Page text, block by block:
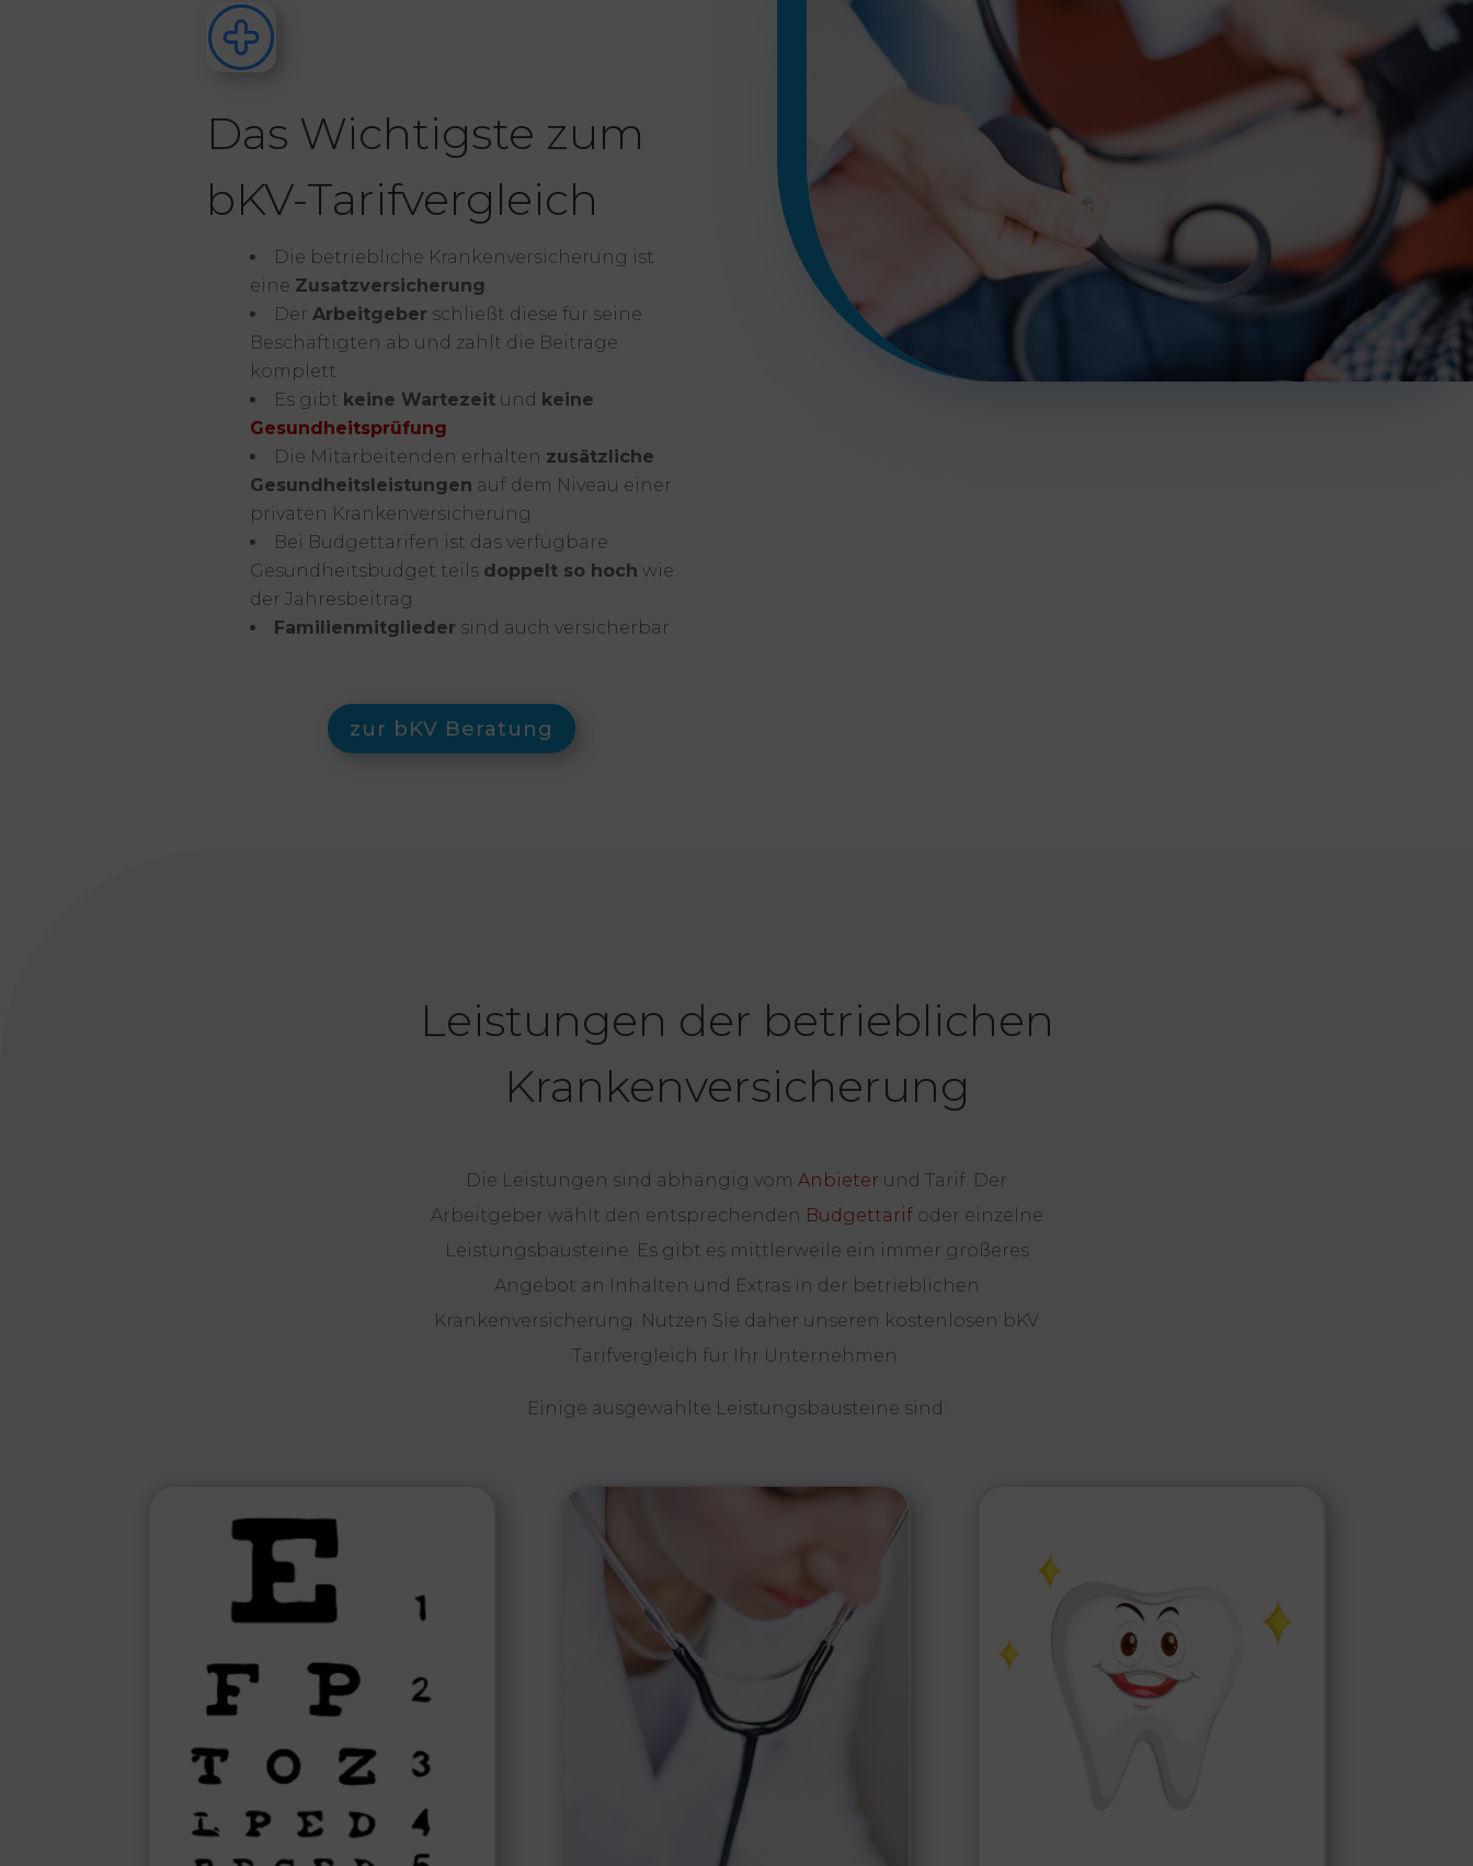
Das Wichtigste zum
bKV-Tarifvergleich
Die betriebliche Krankenversicherung ist
eine Zusatzversicherung.
DerArbeitgeber schließt diese für seine
Beschäftigten ab und zahlt die Beiträge
komplett
Es gibt keine Wartezeit und keine
Gesundheitsprüfung
Die Mitarbeitenden erhalten zusätzliche
Gesundheitsleistungen auf dem Niveau einer
privaten Krankenversicherung
Bei Budgettarifen ist das verfügbare
Gesundheitsbudget teils doppelt so hoch wie
der Jahresbeitrag
Familienmitglieder sind auch versicherbar
zur bKV Beratung
Leistungen der betrieblichen
Krankenversicherung
Die Leistungen sind abhängig vom Anbieter und Tarif. Der
Arbeitgeber wählt den entsprechenden Budgettarifoder einzelne
Leistungsbausteine. Es gibt es mittlerweile ein immer größeres
Angebot an Inhalten und Extras in der betrieblichen
Krankenversicherung. Nutzen Sie daher unseren kostenlosen bKV
Tarifvergleich für Ihr Unternehmen.
Einige ausgewählte Leistungsbausteine sind: